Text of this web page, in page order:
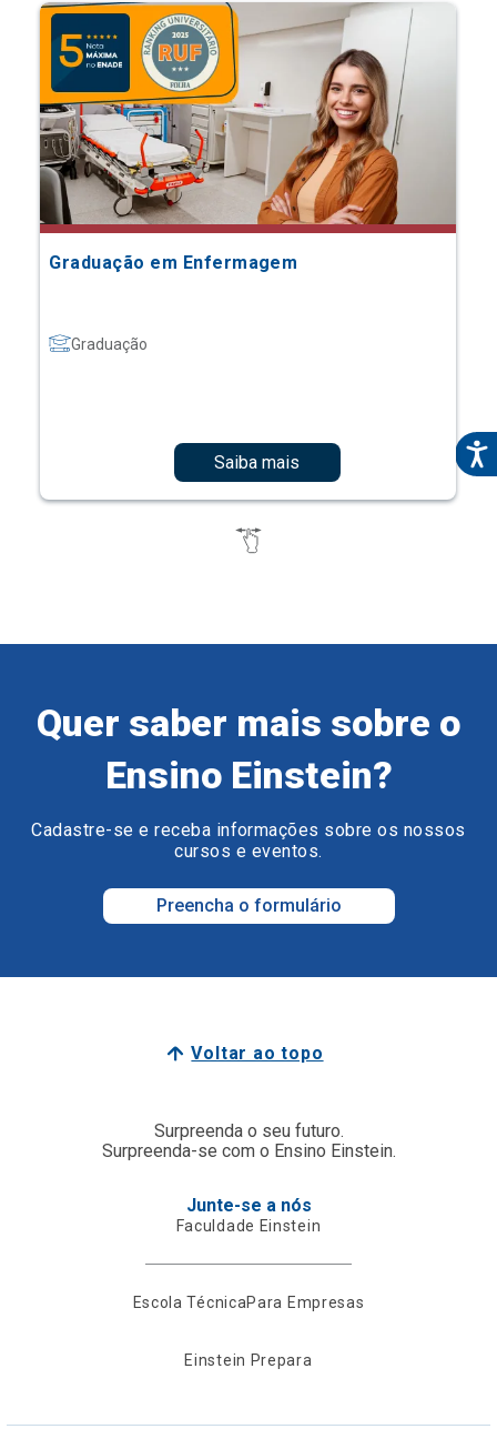
Graduação em Enfermagem
Graduação
Saiba mais
Quer saber mais sobre o
Ensino Einstein?
Cadastre-se e receba informações sobre os nossos
cursos e eventos.
Preencha o formulário
Voltar ao topo
Surpreenda o seu futuro.
Surpreenda-se com o Ensino Einstein.
Junte-se a nós
Faculdade Einstein
Escola TécnicaPara Empresas
Einstein Prepara